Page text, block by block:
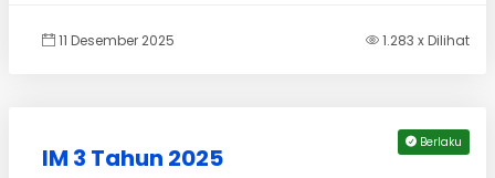
11 Desember 2025 1.283 x Dilihat
Berlaku
IM 3 Tahun 2025